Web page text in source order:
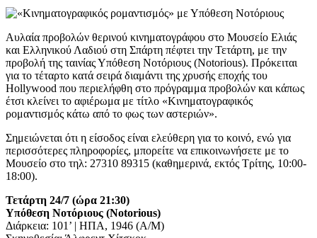
Αυλαία προβολών θερινού κινηματογράφου στο Μουσείο Ελιάς
και Ελληνικού Λαδιού στη Σπάρτη πέφτει την Τετάρτη, με την
προβολή της ταινίας Υπόθεση Νοτόριους (Notorious). Πρόκειται
για το τέταρτο κατά σειρά διαμάντι της χρυσής εποχής του
Hollywood που περιελήφθη στο πρόγραμμα προβολών και κάπως
έτσι κλείνει το αφιέρωμα με τίτλο «Κινηματογραφικός
ρομαντισμός κάτω από το φως των αστεριών».
Σημειώνεται ότι η είσοδος είναι ελεύθερη για το κοινό, ενώ για
περισσότερες πληροφορίες, μπορείτε να επικοινωνήσετε με το
Μουσείο στο τηλ: 27310 89315 (καθημερινά, εκτός Τρίτης, 10:00-
18:00).
Τετάρτη 24/7 (ώρα 21:30)
Υπόθεση Νοτόριους (Notorious)
Διάρκεια: 101’ | ΗΠΑ, 1946 (A/M)